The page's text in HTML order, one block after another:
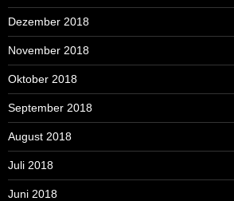
Dezember 2018
November 2018
Oktober 2018
September 2018
August 2018
Juli 2018
Juni 2018